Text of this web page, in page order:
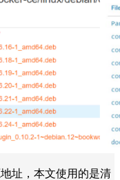
址，本文使用的是清